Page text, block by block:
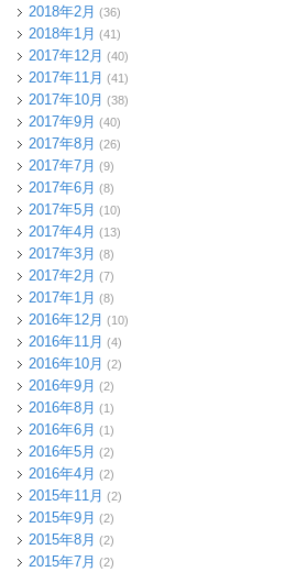
2018年2月 (36)
2018年1月 (41)
2017年12月 (40)
2017年11月 (41)
2017年10月 (38)
2017年9月 (40)
2017年8月 (26)
2017年7月 (9)
2017年6月 (8)
2017年5月 (10)
2017年4月 (13)
2017年3月 (8)
2017年2月 (7)
2017年1月 (8)
2016年12月 (10)
2016年11月 (4)
2016年10月 (2)
2016年9月 (2)
2016年8月 (1)
2016年6月 (1)
2016年5月 (2)
2016年4月 (2)
2015年11月 (2)
2015年9月 (2)
2015年8月 (2)
2015年7月 (2)